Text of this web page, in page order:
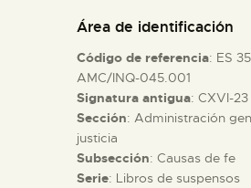
ESPAÑOL
PREPARAR LA
ACTIVIDADES
Área de identificación
Código de referencia: ES
AMC/INQ-045.001
Signatura antigua: CXVI-23
Sección: Administración
justicia
Subsección: Causas de fe
Serie: Libros de suspensos